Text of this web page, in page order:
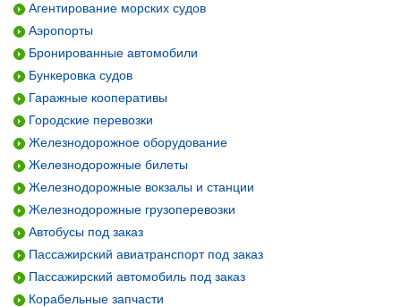
Агентирование морских судов
Аэропорты
Бронированные автомобили
Бункеровка судов
Гаражные кооперативы
Городские перевозки
Железнодорожное оборудование
Железнодорожные билеты
Железнодорожные вокзалы и станции
Железнодорожные грузоперевозки
Автобусы под заказ
Пассажирский авиатранспорт под заказ
Пассажирский автомобиль под заказ
Корабельные запчасти